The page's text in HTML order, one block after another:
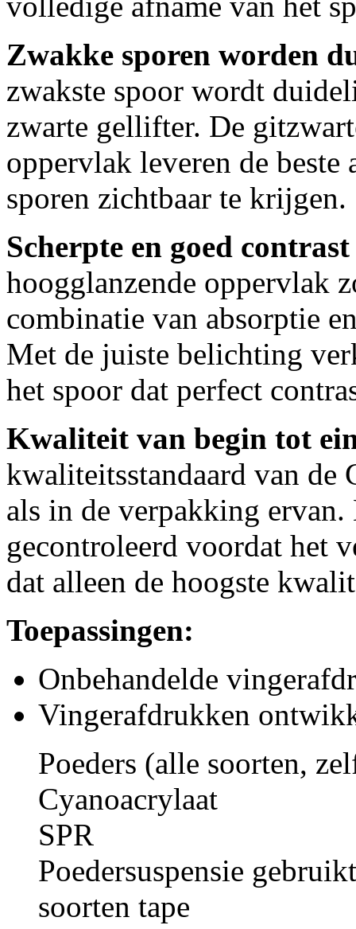
Zwakke sporen worden
zwakste spoor wordt
zwarte gellifter. De
oppervlak leveren de beste
sporen zichtbaar te krijgen.
Scherpte en goed contrast
hoogglanzende oppervlak
combinatie van absorptie
Met de juiste belichting
het spoor dat perfect
Kwaliteit van begin tot
kwaliteitsstandaard van
als in de verpakking
gecontroleerd voordat het
dat alleen de hoogste
Toepassingen:
Onbehandelde
Vingerafdrukken
Poeders (alle soorten,
Cyanoacrylaat
SPR
Poedersuspensie
soorten tape